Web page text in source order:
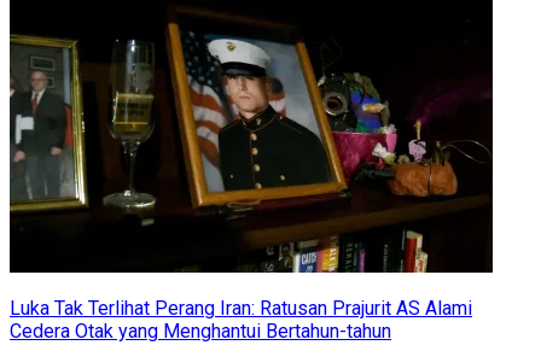
Luka Tak Terlihat Perang Iran: Ratusan Prajurit AS Alami
Cedera Otak yang Menghantui Bertahun-tahun